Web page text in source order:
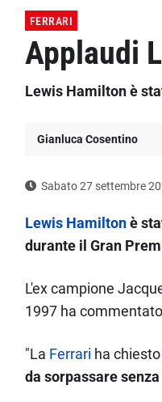
FERRARI
Applaudi
Lewis Hamilton è
Gianluca Cosentino
Sabato 27 settembre
Lewis Hamiltonè
durante il Gran
L'ex campione
1997 ha
"La Ferrari ha
da sorpassare